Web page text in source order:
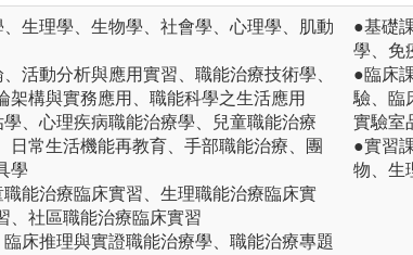
生理學、生物學、社會學、心理學、肌動
活動分析與應用實習、職能治療技術學、
架構與實務應用、職能科學之生活應用
、心理疾病職能治療學、兒童職能治療
日常生活機能再教育、手部職能治療、團
學
能治療臨床實習、生理職能治療臨床實
、社區職能治療臨床實習
床推理與實證職能治療學、職能治療專題
●基礎
學、免
●臨床
驗、臨
實驗室
●實習
物、生